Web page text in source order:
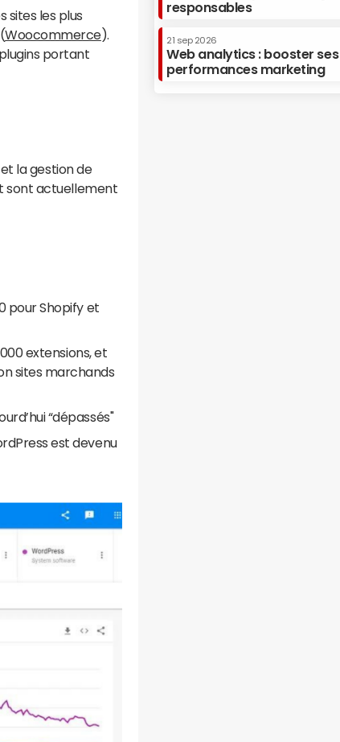
sites les plus
Woocommerce).
portant
et la gestion de
sont actuellement
pour Shopify et
extensions, et
sites marchands
“dépassés"
est devenu
responsables
21 sep 2026
Web analytics : booster ses
performances marketing